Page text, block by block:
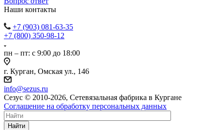
Наши контакты
+7 (903) 081-63-35
+7 (800) 350-98-12
пн – пт: с 9:00 до 18:00
г. Курган, Омская ул., 146
info@sezus.ru
Сезус © 2010-2026, Сетевязальная фабрика в Кургане
Соглашение на обработку персональных данных
Найти